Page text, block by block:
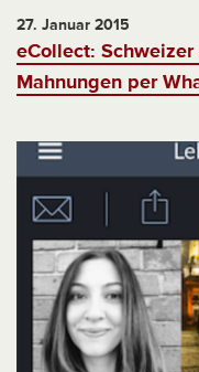
27. Januar 2015
eCollect:
Mahnungen per